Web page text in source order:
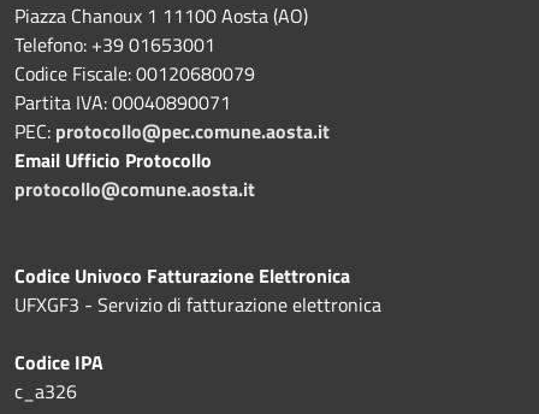
Piazza Chanoux 1 11100 Aosta (AO)
Telefono: +39 01653001
Codice Fiscale: 00120680079
Partita IVA: 00040890071
PEC: protocollo@pec.comune.aosta.it
Email Ufficio Protocollo
protocollo@comune.aosta.it
Codice Univoco Fatturazione Elettronica
UFXGF3 - Servizio di fatturazione elettronica
Codice IPA
c_a326